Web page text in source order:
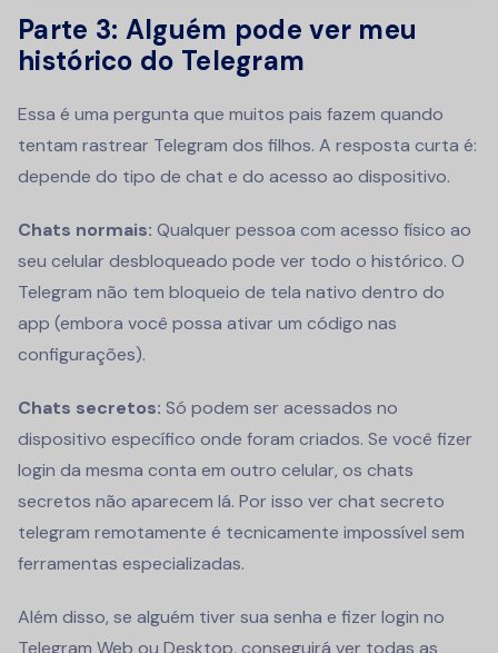
Parte 3: Alguém pode ver meu
histórico do Telegram
Essa é uma pergunta que muitos pais fazem quando
tentam rastrear Telegram dos filhos. A resposta curta é:
depende do tipo de chat e do acesso ao dispositivo.
Chats normais: Qualquer pessoa com acesso físico ao
seu celular desbloqueado pode ver todo o histórico. O
Telegram não tem bloqueio de tela nativo dentro do
app (embora você possa ativar um código nas
configurações).
Chats secretos: Só podem ser acessados no
dispositivo específico onde foram criados. Se você fizer
login da mesma conta em outro celular, os chats
secretos não aparecem lá. Por isso ver chat secreto
telegram remotamente é tecnicamente impossível sem
ferramentas especializadas.
Além disso, se alguém tiver sua senha e fizer login no
Telegram Web ou Desktop, conseguirá ver todas as